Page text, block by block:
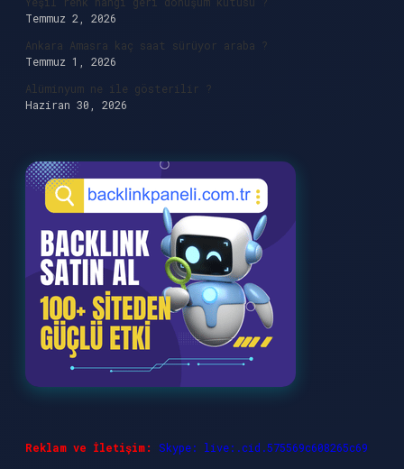
Temmuz 2, 2026
Ankara Amasra kaç saat sürüyor araba ?
Temmuz 1, 2026
Alüminyum ne ile gösterilir ?
Haziran 30, 2026
Reklam ve İletişim: Skype: live:.cid.575569c608265c69